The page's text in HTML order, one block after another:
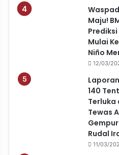
Maju!
Mulai
Niño
12/03/
140
Terluka
Tewas
Rudal
11/03/